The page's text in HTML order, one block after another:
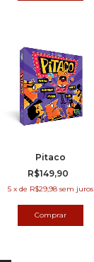
Pitaco
R$149,90
5 x de R$29,98 sem juros